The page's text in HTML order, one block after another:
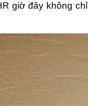
giờ đây không